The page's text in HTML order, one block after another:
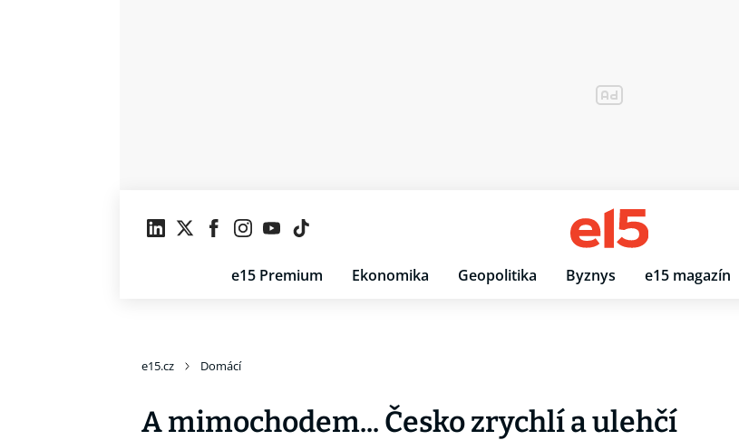
e15 Premium Ekonomika Geopolitika Byznys e15 magazín
e15.cz Domácí
A mimochodem... Česko zrychlí a ulehčí